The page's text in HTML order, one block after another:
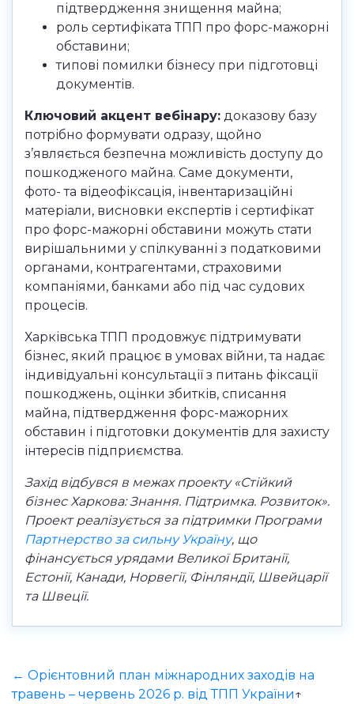
підтвердження знищення майна;
роль сертифіката ТПП про форс-мажорні
обставини;
типові помилки бізнесу при підготовці
документів.
Ключовий акцент вебінару: доказову базу
потрібно формувати одразу, щойно
з’являється безпечна можливість доступу до
пошкодженого майна. Саме документи,
фото- та відеофіксація, інвентаризаційні
матеріали, висновки експертів і сертифікат
про форс-мажорні обставини можуть стати
вирішальними у спілкуванні з податковими
органами, контрагентами, страховими
компаніями, банками або під час судових
процесів.
Харківська ТПП продовжує підтримувати
бізнес, який працює в умовах війни, та надає
індивідуальні консультації з питань фіксації
пошкоджень, оцінки збитків, списання
майна, підтвердження форс-мажорних
обставин і підготовки документів для захисту
інтересів підприємства.
Захід відбувся в межах проекту «Стійкий
бізнес Харкова: Знання. Підтримка. Розвиток».
Проект реалізується за підтримки Програми
Партнерство за сильну Україну, що
фінансується урядами Великої Британії,
Естонії, Канади, Норвегії, Фінляндії, Швейцарії
та Швеції.
← Орієнтовний план міжнародних заходів на
травень – червень 2026 р. від ТПП України↑